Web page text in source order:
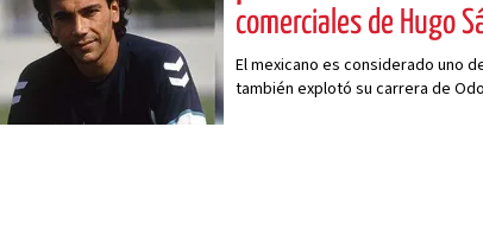
comerciales de Hugo
El mexicano es considerado uno
también explotó su carrera de